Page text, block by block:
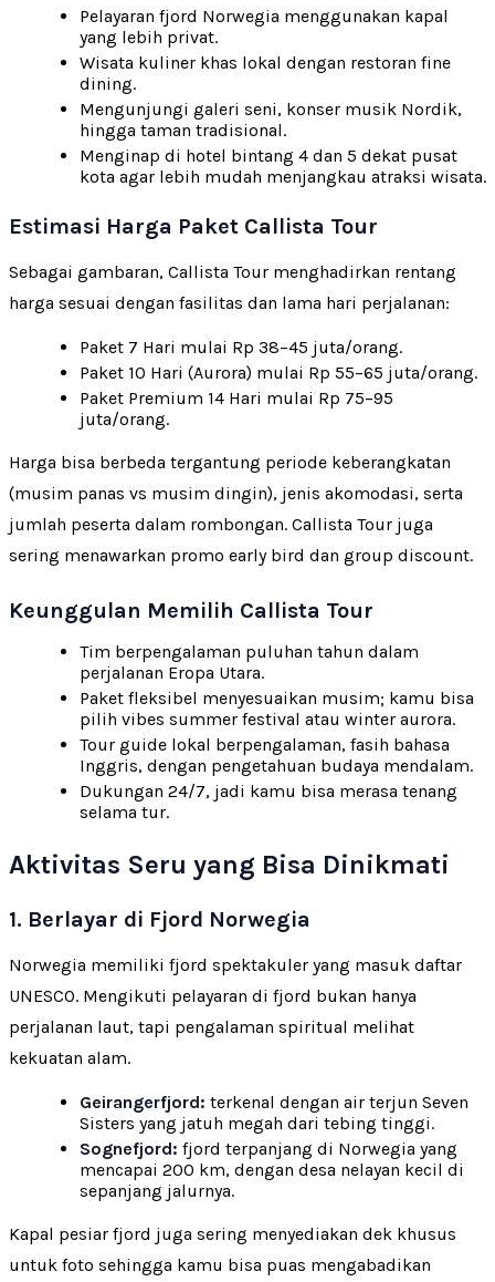
Pelayaran fjord Norwegia menggunakan kapal
yang lebih privat.
Wisata kuliner khas lokal dengan restoran fine
dining.
Mengunjungi galeri seni, konser musik Nordik,
hingga taman tradisional.
Menginap di hotel bintang 4 dan 5 dekat pusat
kota agar lebih mudah menjangkau atraksi wisata.
Estimasi Harga Paket Callista Tour
Sebagai gambaran, Callista Tour menghadirkan rentang
harga sesuai dengan fasilitas dan lama hari perjalanan:
Paket 7 Hari mulai Rp 38–45 juta/orang.
Paket 10 Hari (Aurora) mulai Rp 55–65 juta/orang.
Paket Premium 14 Hari mulai Rp 75–95
juta/orang.
Harga bisa berbeda tergantung periode keberangkatan
(musim panas vs musim dingin), jenis akomodasi, serta
jumlah peserta dalam rombongan. Callista Tour juga
sering menawarkan promo early bird dan group discount.
Keunggulan Memilih Callista Tour
Tim berpengalaman puluhan tahun dalam
perjalanan Eropa Utara.
Paket fleksibel menyesuaikan musim; kamu bisa
pilih vibes summer festival atau winter aurora.
Tour guide lokal berpengalaman, fasih bahasa
Inggris, dengan pengetahuan budaya mendalam.
Dukungan 24/7, jadi kamu bisa merasa tenang
selama tur.
Aktivitas Seru yang Bisa Dinikmati
1. Berlayar di Fjord Norwegia
Norwegia memiliki fjord spektakuler yang masuk daftar
UNESCO. Mengikuti pelayaran di fjord bukan hanya
perjalanan laut, tapi pengalaman spiritual melihat
kekuatan alam.
Geirangerfjord: terkenal dengan air terjun Seven
Sisters yang jatuh megah dari tebing tinggi.
Sognefjord: fjord terpanjang di Norwegia yang
mencapai 200 km, dengan desa nelayan kecil di
sepanjang jalurnya.
Kapal pesiar fjord juga sering menyediakan dek khusus
untuk foto sehingga kamu bisa puas mengabadikan